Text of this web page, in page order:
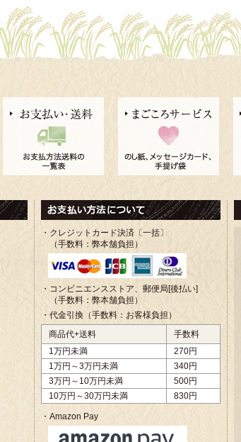
・クレジットカード決済〔一括〕
（手数料：弊本舗負担）
・コンビニエンスストア、郵便局[後払い]
（手数料：弊本舗負担）
・代金引換（手数料：お客様負担）
商品代+送料
手数料
1万円未満
270円
1万円～3万円未満
340円
3万円～10万円未満
500円
10万円～30万円未満
830円
・Amazon Pay